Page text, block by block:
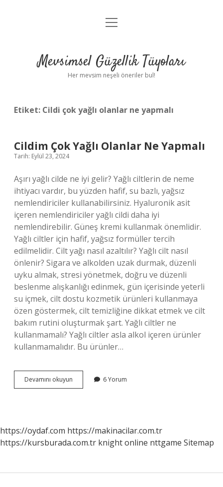
Anasayfa
Yasal Uyarı
menüyü
Mevsimsel Güzellik Tüyoları
Her mevsim neşeli öneriler bul!
Etiket: Cildi çok yağlı olanlar ne yapmalı
Cildim Çok Yağlı Olanlar Ne Yapmalı
Tarih: Eylül 23, 2024
Aşırı yağlı cilde ne iyi gelir? Yağlı ciltlerin de neme
ihtiyacı vardır, bu yüzden hafif, su bazlı, yağsız
nemlendiriciler kullanabilirsiniz. Hyaluronik asit
içeren nemlendiriciler yağlı cildi daha iyi
nemlendirebilir. Güneş kremi kullanmak önemlidir.
Yağlı ciltler için hafif, yağsız formüller tercih
edilmelidir. Cilt yağı nasıl azaltılır? Yağlı cilt nasıl
önlenir? Sigara ve alkolden uzak durmak, düzenli
uyku almak, stresi yönetmek, doğru ve düzenli
beslenme alışkanlığı edinmek, gün içerisinde yeterli
su içmek, cilt dostu kozmetik ürünleri kullanmaya
özen göstermek, cilt temizliğine dikkat etmek ve cilt
bakım rutini oluşturmak şart. Yağlı ciltler ne
kullanmamalı? Yağlı ciltler asla alkol içeren ürünler
kullanmamalıdır. Bu ürünler…
Devamını okuyun
Çok
6 Yorum
https://oydaf.com https://makinacilar.com.tr
https://kursburada.com.tr knight online nttgame Sitemap